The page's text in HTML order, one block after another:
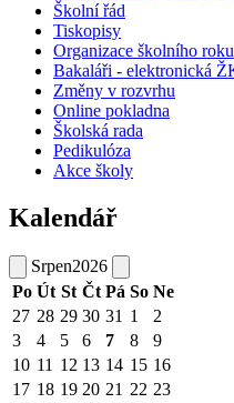
Školní řád
Tiskopisy
Organizace školního roku
Bakaláři - elektronická
Změny v rozvrhu
Online pokladna
Školská rada
Pedikulóza
Akce školy
Kalendář
Srpen2026
Po Út St Čt Pá So Ne
27 28 29 30 31 1
2
3
4 5 6 7 8
9
10 11 12 13 14 15 16
17 18 19 20 21 22 23